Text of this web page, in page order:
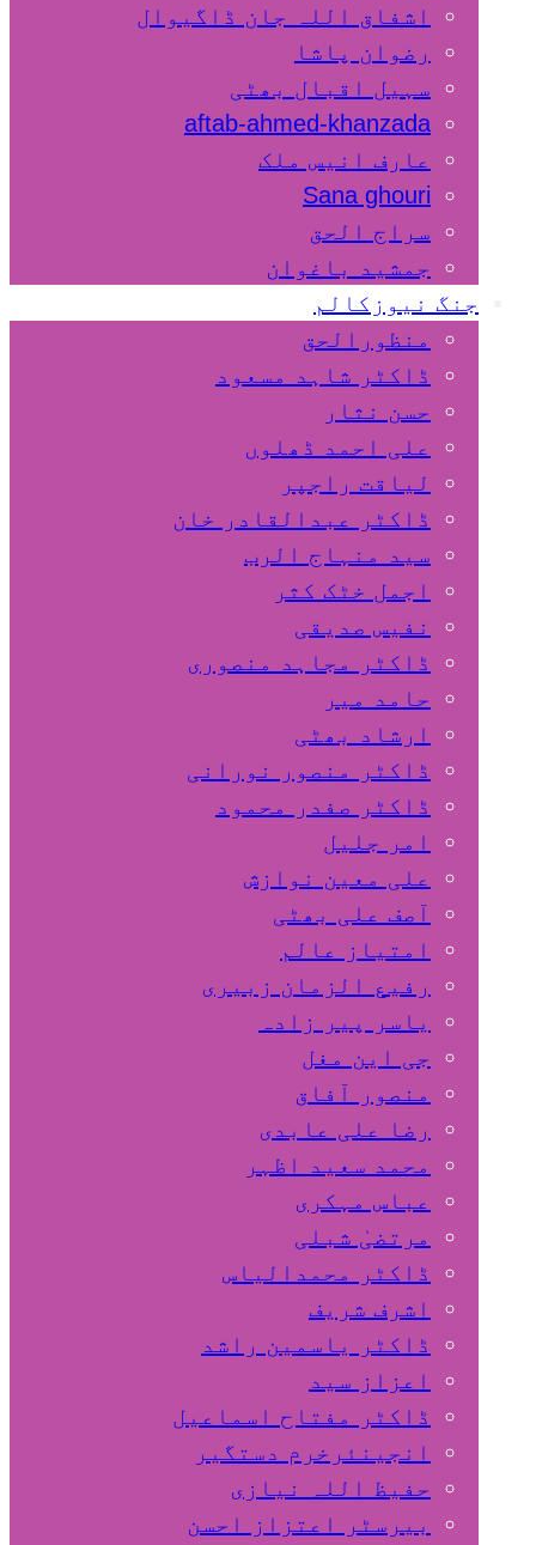
اشفاق اللہ جان ڈاگیوال
رضوان پاشا
سہیل اقبال بھٹی
aftab-ahmed-khanzada
عارف انیس ملک
Sana ghouri
سراج الحق
جمشید باغوان
جنگ نیوزکالم
منظورالحق
ڈاکٹر شاہد مسعود
حسن نثار
علی احمد ڈھلوں
لیاقت راجپر
ڈاکٹر عبدالقادر خان
سید منہاج الرب
اجمل خٹک کثر
نفیس صدیقی
ڈاکٹر مجاہد منصوری
حامد میر
ارشاد بھٹی
ڈاکٹر منصور نورانی
ڈاکٹر صفدر محمود
امر جلیل
علی معین نوازش
آصف علی بھٹی
امتیاز عالم
رفیع الزمان زبیری
یاسر پیر زادہ
جی این مغل
منصور آفاق
رضا علی عابدی
محمد سعید اظہر
عباس مہکری
مرتضیٰ شبلی
ڈاکٹر محمدالیاس
اشرف شریف
ڈاکٹر یاسمین راشد
اعزاز سید
ڈاکٹر مفتاح اسماعیل
انجینئرخرم دستگیر
حفیظ اللہ نیازی
بیرسٹر اعتزاز احسن